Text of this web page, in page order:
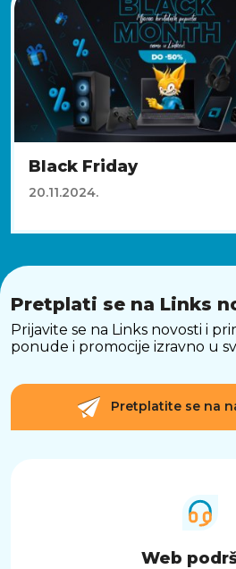
Black Friday
20.11.2024.
Pretplati se na Links
Prijavite se na Links novosti i
ponude i promocije izravno u
Pretplatite se na
Web